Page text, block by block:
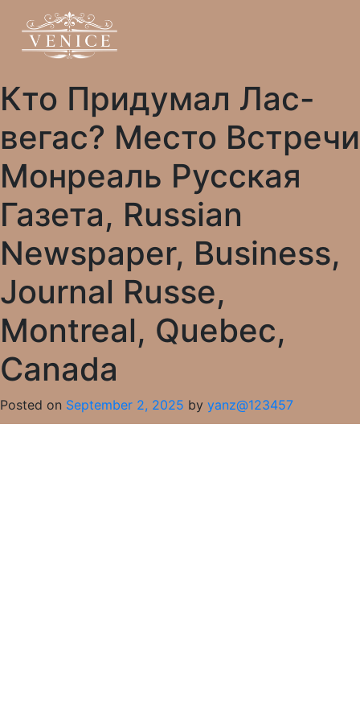
Кто Придумал Лас-
вегас? Место Встречи
Монреаль Русская
Газета, Russian
Newspaper, Business,
Journal Russe,
Montreal, Quebec,
Canada
Posted on September 2, 2025 by yanz@123457